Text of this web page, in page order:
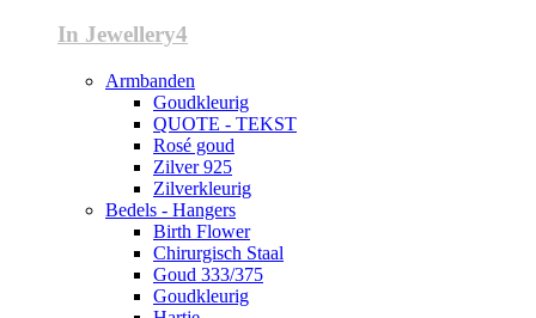
In Jewellery4
Armbanden
Goudkleurig
QUOTE - TEKST
Rosé goud
Zilver 925
Zilverkleurig
Bedels - Hangers
Birth Flower
Chirurgisch Staal
Goud 333/375
Goudkleurig